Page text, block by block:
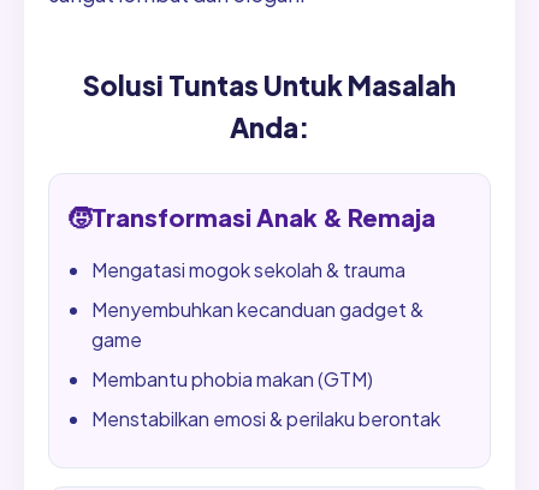
Solusi Tuntas Untuk Masalah
Anda:
🧒Transformasi Anak & Remaja
Mengatasi mogok sekolah & trauma
Menyembuhkan kecanduan gadget &
game
Membantu phobia makan (GTM)
Menstabilkan emosi & perilaku berontak